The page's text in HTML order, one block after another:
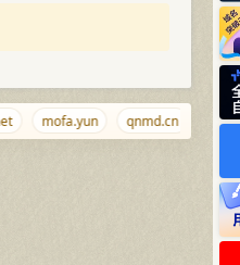
mofa.yun qnmd.cn j9.xyz